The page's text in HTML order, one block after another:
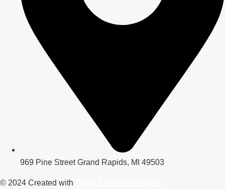
969 Pine Street Grand Rapids, MI 49503
© 2024 Created with